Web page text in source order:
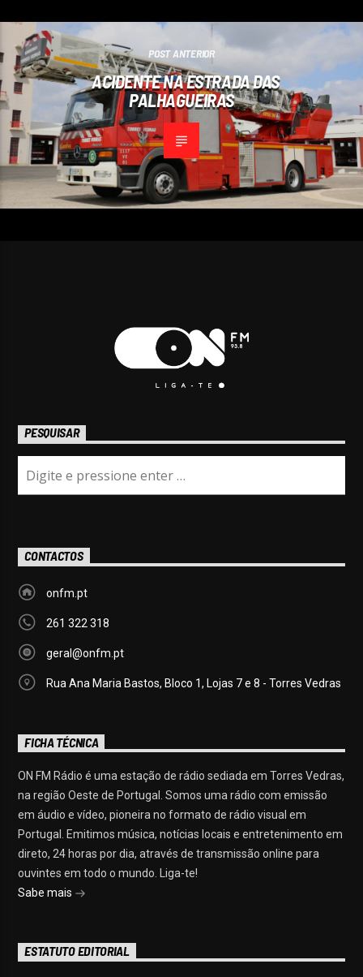
POST ANTERIOR
ACIDENTE NA ESTRADA DAS
PALHAGUEIRAS
PESQUISAR
CONTACTOS
onfm.pt
261 322 318
geral@onfm.pt
Rua Ana Maria Bastos, Bloco 1, Lojas 7 e 8 - Torres Vedras
FICHA TÉCNICA
ON FM Rádio é uma estação de rádio sediada em Torres Vedras,
na região Oeste de Portugal. Somos uma rádio com emissão
em áudio e vídeo, pioneira no formato de rádio visual em
Portugal. Emitimos música, notícias locais e entretenimento em
direto, 24 horas por dia, através de transmissão online para
ouvintes em todo o mundo. Liga-te!
Sabe mais
ESTATUTO EDITORIAL